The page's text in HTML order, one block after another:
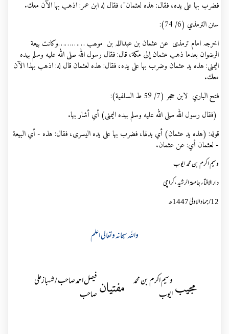
فضرب بها على يده، فقال: هذه لعثمان"، فقال له ابن عمر: اذهب بها الآن معك.
سنن الترمذي (6/ 74):
اخرجہ امام ترمذی عن عثمان بن عبداللہ بن موھب…………وكانت بيعة
الرضوان بعدما ذهب عثمان إلى مكة، قال: فقال رسول الله صلى الله عليه وسلم ‌بيده
‌اليمنى: هذه يد عثمان وضرب بها على يده، فقال: هذه لعثمان قال له: اذهب بهذا الآن
معك.
فتح الباري لابن حجر (7/ 59 ط السلفية):
(فقال رسول الله صلى الله عليه وسلم بيده اليمنى) أي أشار بها.
قوله: (‌هذه ‌يد ‌عثمان) ‌أي ‌بدلها، فضرب بها على يده اليسرى، فقال: هذه - أي البيعة
- لعثمان أي: عن عثمان.
وسیم اکرم بن محمد ایوب
دارالافتاء جامعۃ الرشید ،کراچی
12/جمادالاولیٰ
1447ھ
واللہ سبحانہ وتعالی اعلم
مجیب وسیم اکرم بن محمد
ایوب
مفتیان فیصل احمد صاحب / شہبازعلی
صاحب